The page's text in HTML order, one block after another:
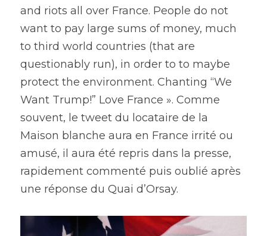
and riots all over France. People do not
want to pay large sums of money, much
to third world countries (that are
questionably run), in order to to maybe
protect the environment. Chanting “We
Want Trump!” Love France ». Comme
souvent, le tweet du locataire de la
Maison blanche aura en France irrité ou
amusé, il aura été repris dans la presse,
rapidement commenté puis oublié après
une réponse du Quai d’Orsay.